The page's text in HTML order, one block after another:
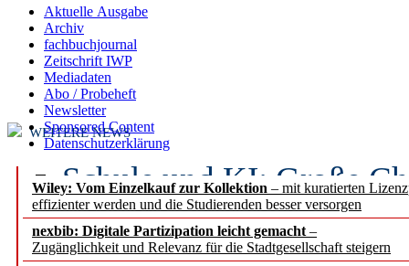
Aktuelle Ausgabe
Archiv
fachbuchjournal
Zeitschrift IWP
Mediadaten
Abo / Probeheft
Newsletter
Sponsored Content
Datenschutzerklärung
Wiley: Vom Einzelkauf zur Kollektion – mit kuratierten
effizienter werden und die Studierenden besser versorgen
nexbib: Digitale Partizipation leicht gemacht –
Zugänglichkeit und Relevanz für die Stadtgesellschaft steigern
WEITERE NEWS
Schule und KI: Große
Voraussetzungen